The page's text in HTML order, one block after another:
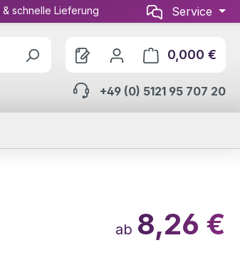
& schnelle Lieferung Service
0,000 €
+49 (0) 5121 95 707 20
ab 8,26 €